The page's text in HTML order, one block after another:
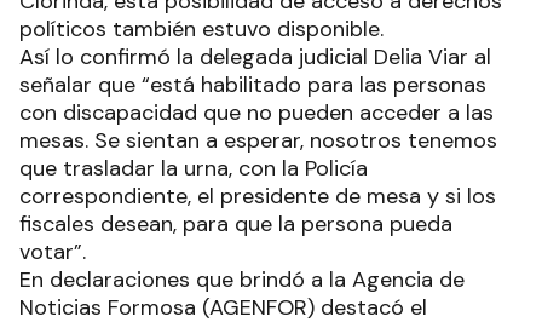
políticos también estuvo disponible.
Así lo confirmó la delegada judicial Delia Viar al
señalar que “está habilitado para las personas
con discapacidad que no pueden acceder a las
mesas. Se sientan a esperar, nosotros tenemos
que trasladar la urna, con la Policía
correspondiente, el presidente de mesa y si los
fiscales desean, para que la persona pueda
votar”.
En declaraciones que brindó a la Agencia de
Noticias Formosa (AGENFOR) destacó el